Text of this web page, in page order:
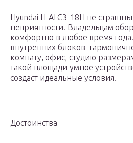
Hyundai H-ALC3-18H не
неприятности. Владельцам
комфортно в любое время
внутренних блоков
комнату, офис, студию
такой площади умное
создаст идеальные условия.
Достоинства